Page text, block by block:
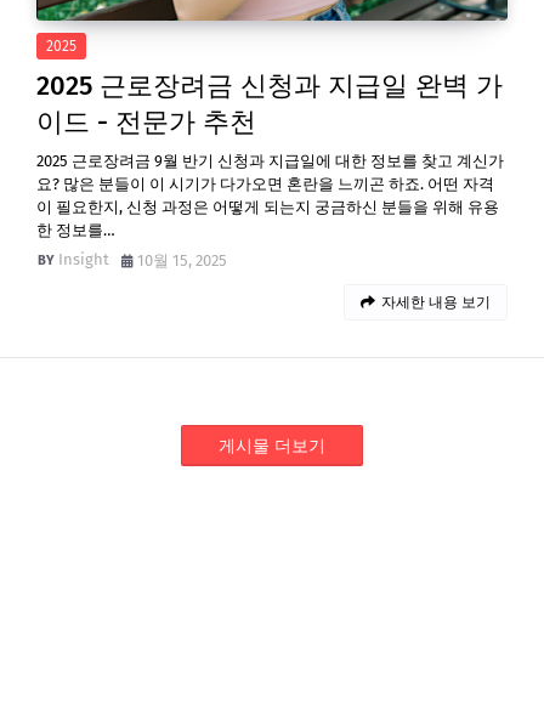
2025
2025 근로장려금 신청과 지급일 완벽 가
이드 - 전문가 추천
2025 근로장려금 9월 반기 신청과 지급일에 대한 정보를 찾고 계신가
요? 많은 분들이 이 시기가 다가오면 혼란을 느끼곤 하죠. 어떤 자격
이 필요한지, 신청 과정은 어떻게 되는지 궁금하신 분들을 위해 유용
한 정보를…
Insight
10월 15, 2025
자세한 내용 보기
게시물 더보기